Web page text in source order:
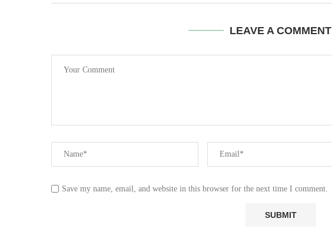
LEAVE A COMMENT
Save my name, email, and website in this browser for the next time I comment.